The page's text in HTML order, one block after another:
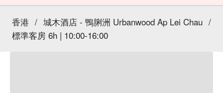
香港 / 城木酒店 - 鴨脷洲 Urbanwood Ap Lei Chau /
標準客房 6h | 10:00-16:00